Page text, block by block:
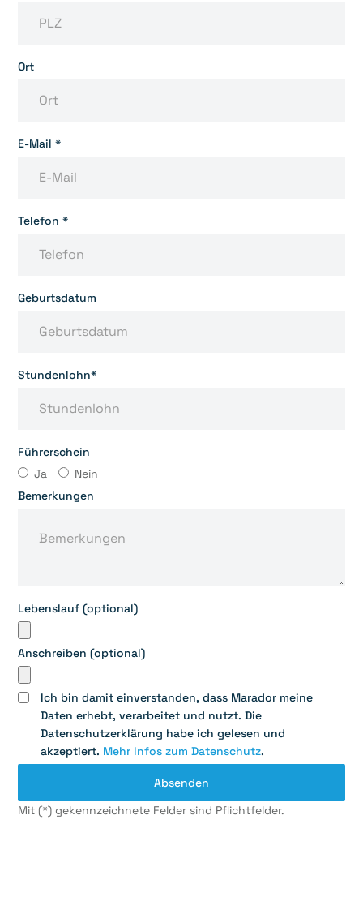
Ort
E-Mail *
Telefon *
Geburtsdatum
Stundenlohn*
Führerschein
Ja
Nein
Bemerkungen
Lebenslauf (optional)
Anschreiben (optional)
Ich bin damit einverstanden, dass Marador meine
Daten erhebt, verarbeitet und nutzt. Die
Datenschutzerklärung habe ich gelesen und
akzeptiert. Mehr Infos zum Datenschutz.
Mit (*) gekennzeichnete Felder sind Pflichtfelder.